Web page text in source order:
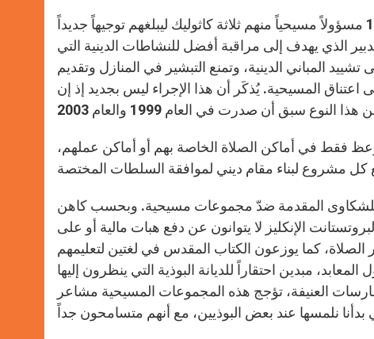
ففي 19 يوليو الماضي، جمع وزير الشعائر والديانات في كمبوديا 18 مسؤولاً مسيحياً منهم ثلاثة كاثوليك ليبلغهم توجيهاً جديداً
الذي يهدف إلى مراقبة أفضل للنشاطات الدينية التي
المباني الدينية، وتمنع التبشير في المنازل وتقديم
المسيحية. يُذكَر أن هذا الإجراء ليس بجديد إذ إن
فقط في أماكن الصلاة الخاصة بهم أو أماكن عملهم،
للشكاوى المقدمة ضدّ مجموعات مسيحية. وبحسب كاهن
الإنكليز لا يتوانون عن دفع هبات مالية أو على
كما يوزعون الكتاب المقدس في لغتين لتعليمهم
مبدين احتقاراً للديانة البوذية التي ينظرون إليها
العنيفة، تؤجج هذه المجموعات المسيحية مشاعر